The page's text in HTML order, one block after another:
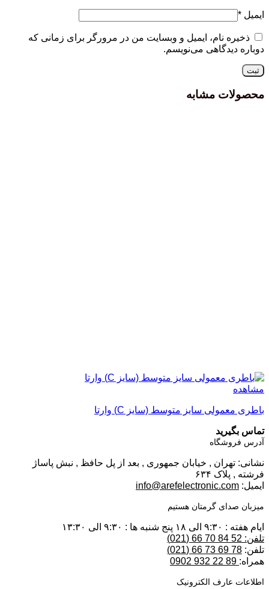
ایمیل *
ذخیره نام، ایمیل و وبسایت من در مرورگر برای زمانی که
دوباره دیدگاهی می‌نویسم.
محصولات مشابه
مشاهده
باطری معمولی سایز متوسط (سایز C) وارتا
تماس بگیرید
آدرس فروشگاه
نشانی: تهران , خیابان جمهوری , بعد از پل حافظ , نبش پاساژ
فرشته , پلاک ۶۳۴
ایمیل: info@arefelectronic.com
میزبان صدای گرمتان هستیم
ایام هفته : ۹:۳۰ الی ۱۸ پنج شنبه ها : ۹:۳۰ الی ۱۳:۳۰
تلفن: 52 84 70 66 (021)
تلفن: 78 69 73 66 (021)
همراه:
اطلاعات عارف الکترونیک